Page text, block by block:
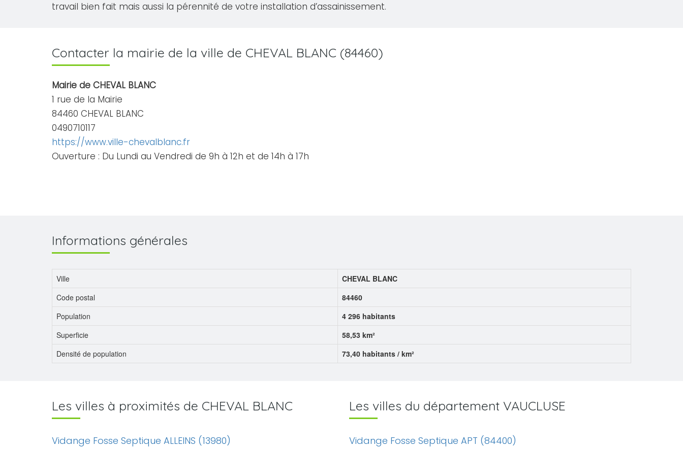
travail bien fait mais aussi la pérennité de votre installation d’assainissement.
Contacter la mairie de la ville de CHEVAL BLANC (84460)
Mairie de CHEVAL BLANC
1 rue de la Mairie
84460 CHEVAL BLANC
0490710117
https://www.ville-chevalblanc.fr
Ouverture : Du Lundi au Vendredi de 9h à 12h et de 14h à 17h
Informations générales
Ville
CHEVAL BLANC
Code postal
84460
Population
4 296 habitants
Superficie
58,53 km²
Densité de population
73,40 habitants / km²
Les villes à proximités de CHEVAL BLANC
Vidange Fosse Septique ALLEINS (13980)
Les villes du département VAUCLUSE
Vidange Fosse Septique APT (84400)